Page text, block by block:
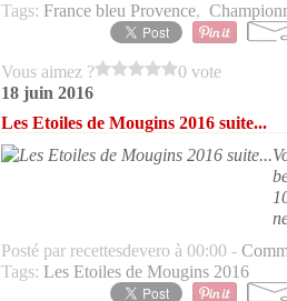
Tags: France bleu Provence,
Vous aimez ?
0 vote
18 juin 2016
Les Etoiles de Mougins 2016 suite...
Posté par recettesdevero à 00:00 -
Tags: Les Etoiles de Mougins 2016